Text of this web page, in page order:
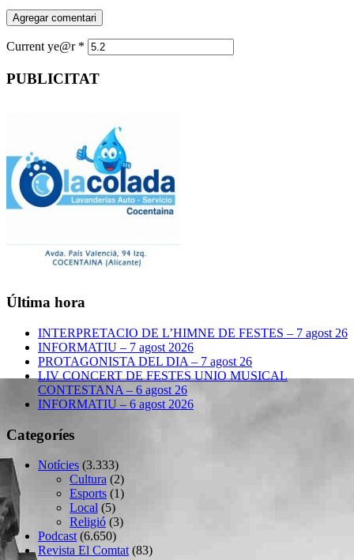
Current ye@r *
PUBLICITAT
Última hora
INTERPRETACIO DE L’HIMNE DE FESTES – 7 agost 26
INFORMATIU – 7 agost 2026
PROTAGONISTA DEL DIA – 7 agost 26
LIV CONCERT DE FESTES UNIO MUSICAL
CONTESTANA – 6 agost 26
INFORMATIU – 6 agost 2026
Categoríes
Notícies (3.333)
Cultura (2)
Esports (1)
Local (5)
Religió (3)
Podcast(6.650)
Revista El Comtat(83)